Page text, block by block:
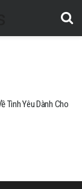
Tình Yêu Dành Cho